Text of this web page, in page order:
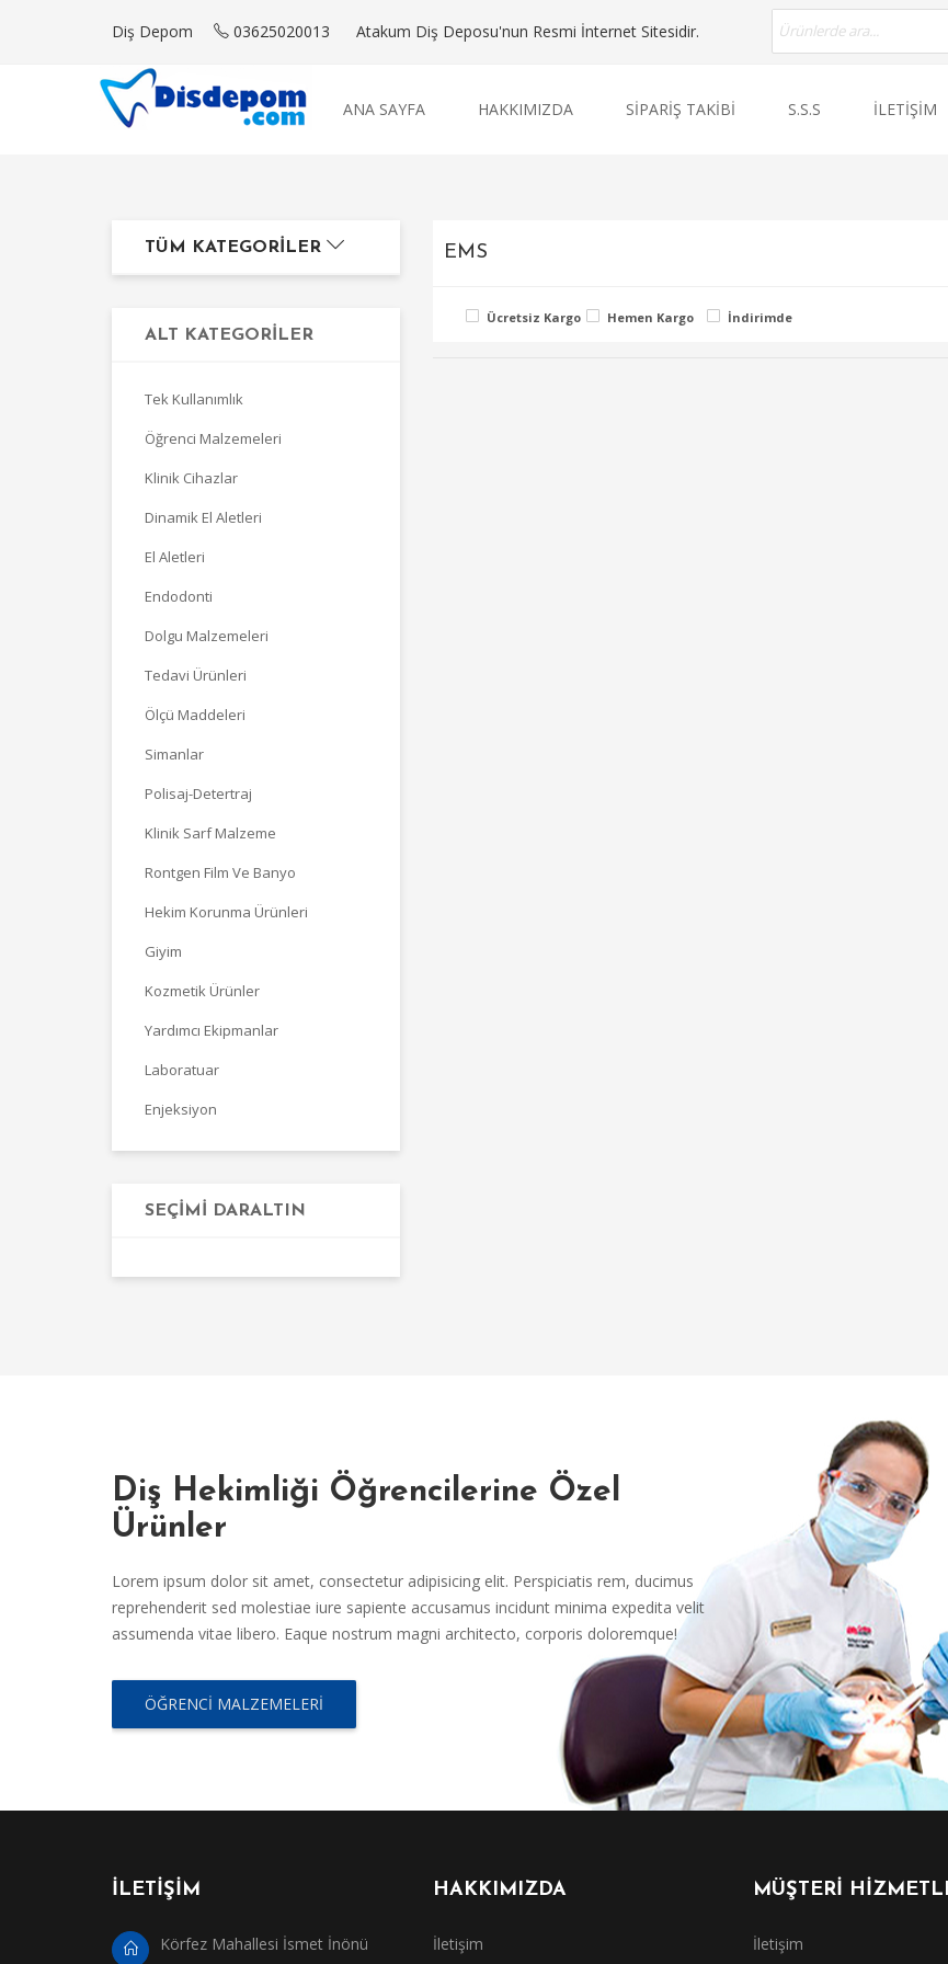
Diş Depom 03625020013 Atakum Diş Deposu'nun Resmi İnternet Sitesidir.
ANA SAYFA HAKKIMIZDA SİPARİŞ TAKİBİ S.S.S İLETİŞİM
TÜM KATEGORILER
ALT KATEGORILER
Tek Kullanımlık
Öğrenci Malzemeleri
Klinik Cihazlar
Dinamik El Aletleri
El Aletleri
Endodonti
Dolgu Malzemeleri
Tedavi Ürünleri
Ölçü Maddeleri
Simanlar
Polisaj-Detertraj
Klinik Sarf Malzeme
Rontgen Film Ve Banyo
Hekim Korunma Ürünleri
Giyim
Kozmetik Ürünler
Yardımcı Ekipmanlar
Laboratuar
Enjeksiyon
SEÇIMI DARALTIN
EMS
Ücretsiz Kargo Hemen Kargo İndirimde
Diş Hekimliği Öğrencilerine Özel
Ürünler
Lorem ipsum dolor sit amet, consectetur adipisicing elit. Perspiciatis rem, ducimus
reprehenderit sed molestiae iure sapiente accusamus incidunt minima expedita velit
assumenda vitae libero. Eaque nostrum magni architecto, corporis doloremque!
ÖĞRENCI MALZEMELERI
İLETİŞİM
Körfez Mahallesi İsmet İnönü
HAKKIMIZDA
İletişim
MÜŞTERİ
İletişim